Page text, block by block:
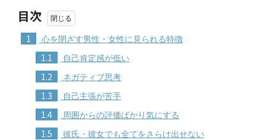
目次
1 心を閉ざす男性・女性に見られる特徴
1.1 自己肯定感が低い
1.2 ネガティブ思考
1.3 自己主張が苦手
1.4 周囲からの評価ばかり気にする
1.5 彼氏・彼女でも全てをさらけ出せない